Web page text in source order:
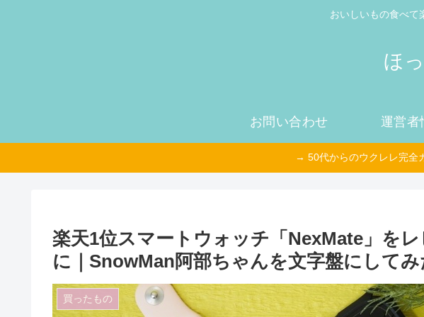
おいしいもの食べて
ほ
お問い合わせ 運営者
→ 50代からのウクレレ完全
楽天1位スマートウォッチ「NexMate」を
に｜SnowMan阿部ちゃんを文字盤にしてみ
買ったもの